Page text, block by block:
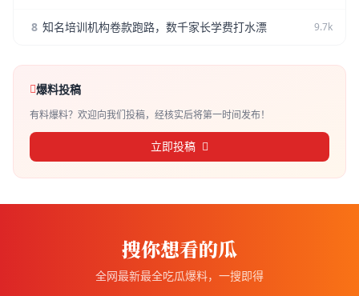
8 知名培训机构卷款跑路，数千家长学费打水漂 9.7k
爆料投稿
有料爆料？欢迎向我们投稿，经核实后将第一时间发布！
立即投稿
搜你想看的瓜
全网最新最全吃瓜爆料，一搜即得